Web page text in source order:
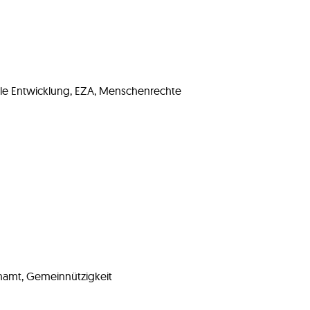
Entwicklung, EZA, Menschenrechte
Gemeinnützigkeit